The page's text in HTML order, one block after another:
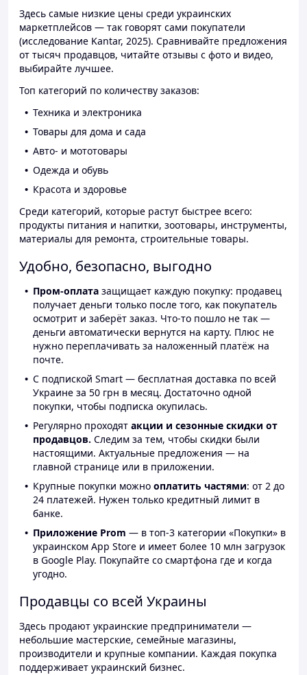
Здесь самые низкие цены среди украинских
маркетплейсов — так говорят сами покупатели
(исследование Kantar, 2025). Сравнивайте предложения
от тысяч продавцов, читайте отзывы с фото и видео,
выбирайте лучшее.
Топ категорий по количеству заказов:
Техника и электроника
Товары для дома и сада
Авто- и мототовары
Одежда и обувь
Красота и здоровье
Среди категорий, которые растут быстрее всего:
продукты питания и напитки, зоотовары, инструменты,
материалы для ремонта, строительные товары.
Удобно, безопасно, выгодно
Пром-оплата защищает каждую покупку: продавец
получает деньги только после того, как покупатель
осмотрит и заберёт заказ. Что-то пошло не так —
деньги автоматически вернутся на карту. Плюс не
нужно переплачивать за наложенный платёж на
почте.
С подпиской Smart — бесплатная доставка по всей
Украине за 50 грн в месяц. Достаточно одной
покупки, чтобы подписка окупилась.
Регулярно проходят акции и сезонные скидки от
продавцов. Следим за тем, чтобы скидки были
настоящими. Актуальные предложения — на
главной странице или в приложении.
Крупные покупки можно оплатить частями: от 2 до
24 платежей. Нужен только кредитный лимит в
банке.
Приложение Prom — в топ-3 категории «Покупки» в
украинском App Store и имеет более 10 млн загрузок
в Google Play. Покупайте со смартфона где и когда
угодно.
Продавцы со всей Украины
Здесь продают украинские предприниматели —
небольшие мастерские, семейные магазины,
производители и крупные компании. Каждая покупка
поддерживает украинский бизнес.